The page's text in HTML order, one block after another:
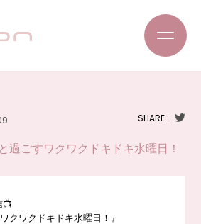
SHARE :
過ごすワクワクドキドキ水曜日！
📺
クワクドキドキ水曜日！』